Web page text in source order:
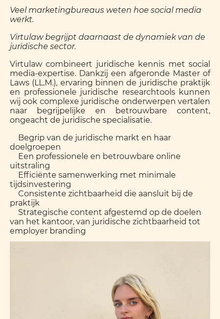
Veel marketingbureaus weten hoe social media
werkt.
Virtulaw begrijpt daarnaast de dynamiek van de
juridische sector.
Virtulaw combineert juridische kennis met social
media-expertise. Dankzij een afgeronde Master of
Laws (LL.M.), ervaring binnen de juridische praktijk
en professionele juridische researchtools kunnen
wij ook complexe juridische onderwerpen vertalen
naar begrijpelijke en betrouwbare content,
ongeacht de juridische specialisatie.
Begrip van de juridische markt en haar
doelgroepen
Een professionele en betrouwbare online
uitstraling
Efficiënte samenwerking met minimale
tijdsinvestering
Consistente zichtbaarheid die aansluit bij de
praktijk
Strategische content afgestemd op de doelen
van het kantoor, van juridische zichtbaarheid tot
employer branding